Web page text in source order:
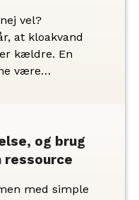
vel?
at kloakvand
kældre. En
være
sikre dit hjem,
og brug
ressource
med simple